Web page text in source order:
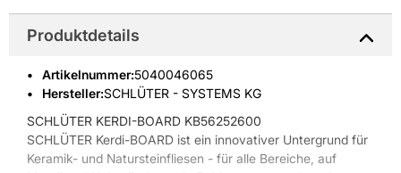
Produktdetails
Artikelnummer:5040046065
Hersteller:SCHLÜTER - SYSTEMS KG
SCHLÜTER KERDI-BOARD KB56252600
SCHLÜTER Kerdi-BOARD ist ein innovativer Untergrund für
Keramik- und Natursteinfliesen - für alle Bereiche, auf